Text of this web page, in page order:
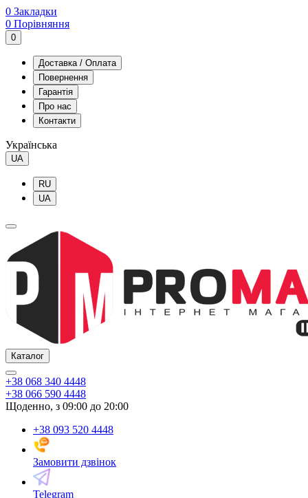
0 Закладки
0 Порівняння
0
Доставка / Оплата
Повернення
Гарантія
Про нас
Контакти
Українська
UA
RU
UA
Каталог
+38 068 340 4448
+38 066 590 4448
Щоденно, з 09:00 до 20:00
+38 093 520 4448
Замовити дзвінок
Telegram